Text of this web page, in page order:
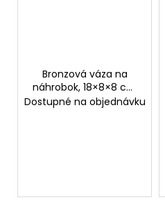
Bronzová váza na
náhrobok, 18×8×8 cm
alebo 24×9×9 cm
Dostupné na objednávku